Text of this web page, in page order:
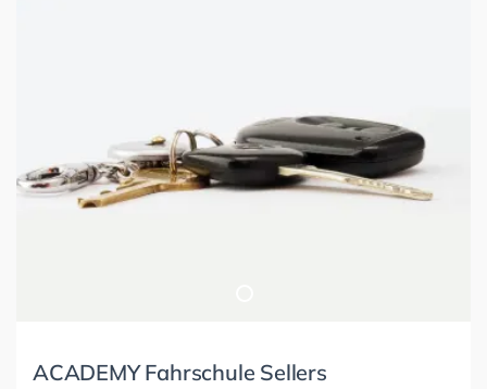
ACADEMY Fahrschule Sellers